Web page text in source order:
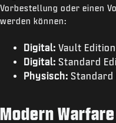
Vorbestellung oder einen
werden können:
Digital: Vault
Digital: Standard
Physisch: Standard
Modern